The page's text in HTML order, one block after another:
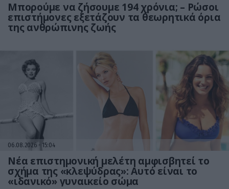
Μπορούμε να ζήσουμε 194 χρόνια; – Ρώσοι
επιστήμονες εξετάζουν τα θεωρητικά όρια
της ανθρώπινης ζωής
06.08.2026 15:04
Νέα επιστημονική μελέτη αμφισβητεί το
σχήμα της «κλεψύδρας»: Αυτό είναι το
«ιδανικό» γυναικείο σώμα